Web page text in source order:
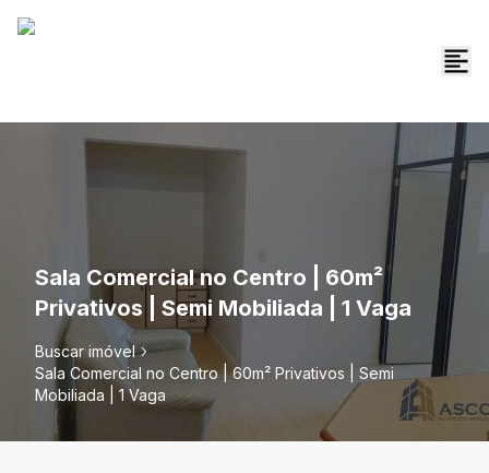
Sala Comercial no Centro | 60m²
Privativos | Semi Mobiliada | 1 Vaga
Buscar imóvel
Sala Comercial no Centro | 60m² Privativos | Semi
Mobiliada | 1 Vaga